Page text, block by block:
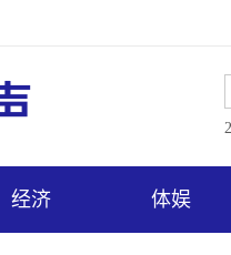
经济 体娱